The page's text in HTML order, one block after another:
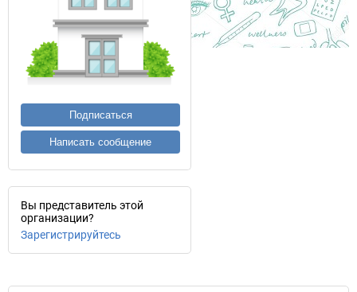
Подписаться
Написать сообщение
Вы представитель этой
организации?
Зарегистрируйтесь